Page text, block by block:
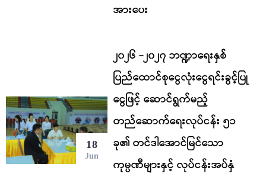
အားပေး
18
Jun
၂၀၂၆ -၂၀၂၇ ဘဏ္ဍာရေးနှစ်
ပြည်ထောင်စုငွေလုံးငွေရင်းခွင့်ပြု
ငွေဖြင့် ဆောင်ရွက်မည့်
တည်ဆောက်ရေးလုပ်ငန်း ၅၁
ခု၏ တင်ဒါအောင်မြင်သော
ကုမ္ပဏီများနှင့် လုပ်ငန်းအပ်နှံ